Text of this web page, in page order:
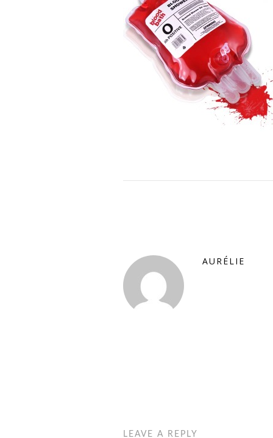
AURÉLIE
LEAVE A REPLY